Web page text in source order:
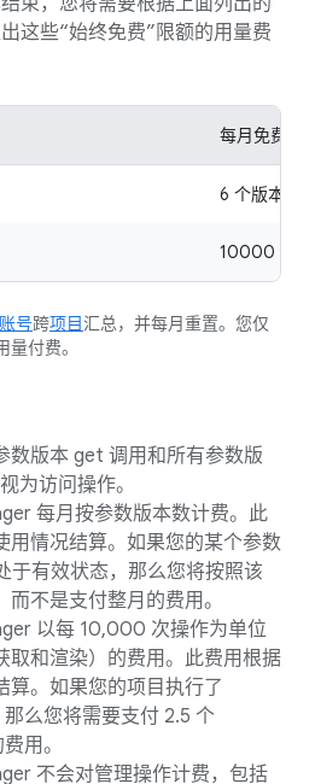
这些“始终免费”限额的用量费
每月免费用
6 个版本
10000 次
号跨项目汇总，并每月重置。您仅
付费。
数版本 get 调用和所有参数版
为访问操作。
每月按参数版本数计费。此
用情况结算。如果您的某个参数
于有效状态，那么您将按照该
不是支付整月的费用。
以每 10,000 次操作为单位
取和渲染）的费用。此费用根据
算。如果您的项目执行了
么您将需要支付 2.5 个
用。
不会对管理操作计费，包括